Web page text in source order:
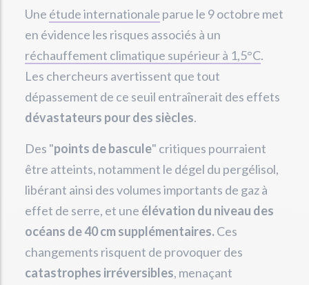
Une étude internationale parue le 9 octobre met
en évidence les risques associés à un
réchauffement climatique supérieur à 1,5°C.
Les chercheurs avertissent que tout
dépassement de ce seuil entraînerait des effets
dévastateurs pour des siècles.
Des "points de bascule" critiques pourraient
être atteints, notamment le dégel du pergélisol,
libérant ainsi des volumes importants de gaz à
effet de serre, et une élévation du niveau des
océans de 40 cm supplémentaires.Ces
changements risquent de provoquer des
catastrophes irréversibles, menaçant